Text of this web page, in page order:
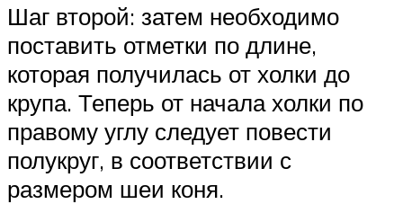
Шаг второй: затем необходимо
поставить отметки по длине,
которая получилась от холки до
крупа. Теперь от начала холки по
правому углу следует повести
полукруг, в соответствии с
размером шеи коня.